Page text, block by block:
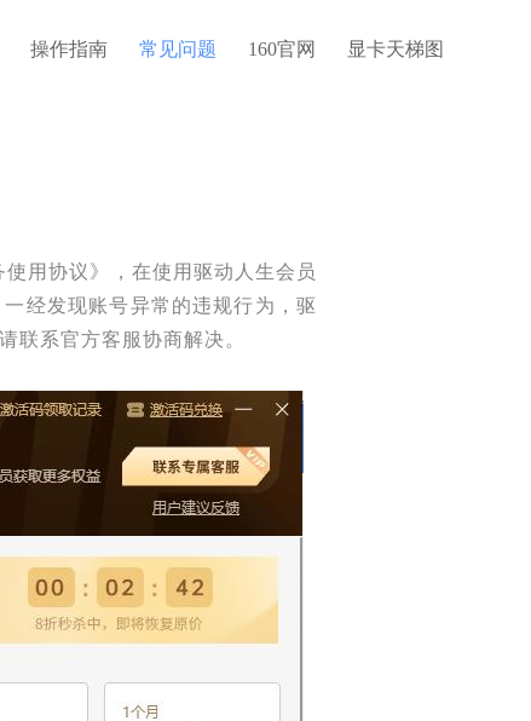
操作指南 常见问题 160官网 显卡天梯图
用协议》，在使用驱动人生会员
经发现账号异常的违规行为，驱
联系官方客服协商解决。